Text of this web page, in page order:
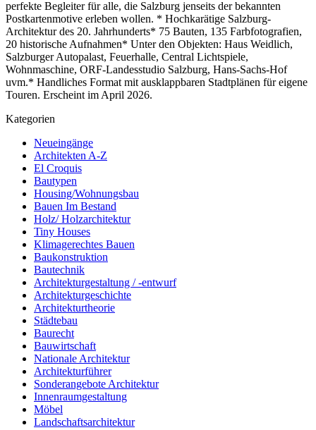
perfekte Begleiter für alle, die Salzburg jenseits der bekannten
Postkartenmotive erleben wollen. * Hochkarätige Salzburg-
Architektur des 20. Jahrhunderts* 75 Bauten, 135 Farbfotografien,
20 historische Aufnahmen* Unter den Objekten: Haus Weidlich,
Salzburger Autopalast, Feuerhalle, Central Lichtspiele,
Wohnmaschine, ORF-Landesstudio Salzburg, Hans-Sachs-Hof
uvm.* Handliches Format mit ausklappbaren Stadtplänen für eigene
Touren. Erscheint im April 2026.
Kategorien
Neueingänge
Architekten A-Z
El Croquis
Bautypen
Housing/Wohnungsbau
Bauen Im Bestand
Holz/ Holzarchitektur
Tiny Houses
Klimagerechtes Bauen
Baukonstruktion
Bautechnik
Architekturgestaltung / -entwurf
Architekturgeschichte
Architekturtheorie
Städtebau
Baurecht
Bauwirtschaft
Nationale Architektur
Architekturführer
Sonderangebote Architektur
Innenraumgestaltung
Möbel
Landschaftsarchitektur